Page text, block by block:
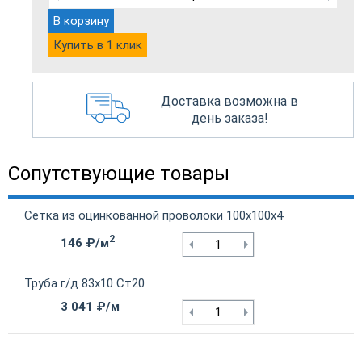
В корзину
Купить в 1 клик
Доставка возможна в
день заказа!
Сопутствующие товары
Сетка из оцинкованной проволоки 100х100х4
146 ₽/м2
Труба г/д 83х10 Ст20
3 041 ₽/м